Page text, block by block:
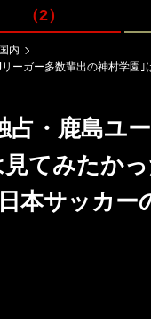
（2）
内
ーガー多数輩出の神村学園
占・鹿島ユ
てみたか
本サッカー